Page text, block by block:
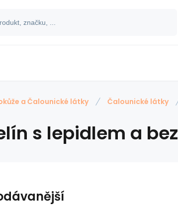
a Čalounické látky Čalounické látky
s lepidlem a bez